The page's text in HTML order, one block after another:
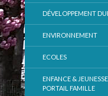
DÉVELOPPEMENT
ENVIRONNEMENT
ECOLES
ENFANCE &
PORTAIL FAMILLE